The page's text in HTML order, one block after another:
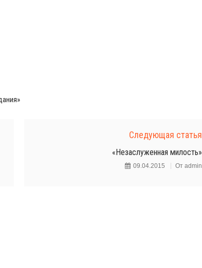
Следующая статья
«Незаслуженная милость»
09.04.2015 От admin